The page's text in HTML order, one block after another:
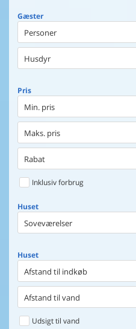
Gæster
Personer
Husdyr
Pris
Min. pris
Maks. pris
Rabat
Inklusiv forbrug
Huset
Soveværelser
Huset
Afstand til indkøb
Afstand til vand
Udsigt til vand